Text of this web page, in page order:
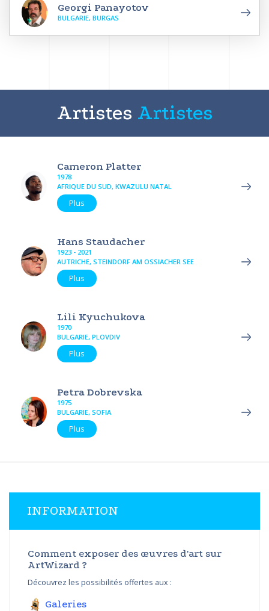
Georgi Panayotov
BULGARIE, BURGAS
Artistes Artistes
Cameron Platter
1978
AFRIQUE DU SUD, KWAZULU NATAL
Plus
Hans Staudacher
1923 - 2021
AUTRICHE, STEINDORF AM OSSIACHER SEE
Plus
Lili Kyuchukova
1970
BULGARIE, PLOVDIV
Plus
Petra Dobrevska
1975
BULGARIE, SOFIA
Plus
INFORMATION
Comment exposer des œuvres d'art sur
ArtWizard ?
Découvrez les possibilités offertes aux :
Galeries